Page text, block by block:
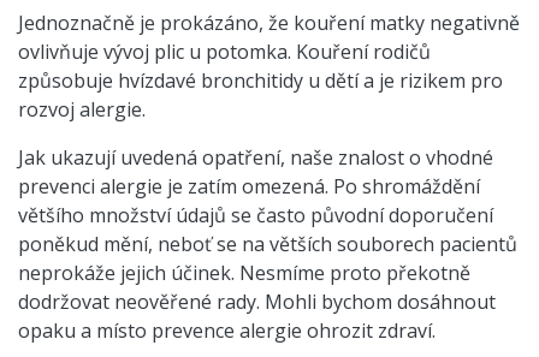
Jednoznačně je prokázáno, že kouření matky negativně
ovlivňuje vývoj plic u potomka. Kouření rodičů
způsobuje hvízdavé bronchitidy u dětí a je rizikem pro
rozvoj alergie.
Jak ukazují uvedená opatření, naše znalost o vhodné
prevenci alergie je zatím omezená. Po shromáždění
většího množství údajů se často původní doporučení
poněkud mění, neboť se na větších souborech pacientů
neprokáže jejich účinek. Nesmíme proto překotně
dodržovat neověřené rady. Mohli bychom dosáhnout
opaku a místo prevence alergie ohrozit zdraví.